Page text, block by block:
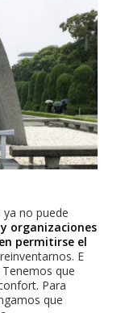
no puede
organizaciones
permitirse el
E
que
Para
que